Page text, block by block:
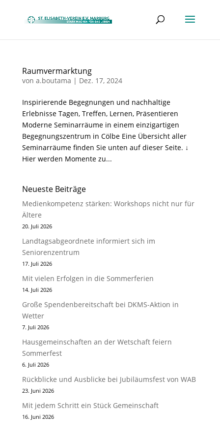
Raumvermarktung
von a.boutama | Dez. 17, 2024
Inspirierende Begegnungen und nachhaltige
Erlebnisse Tagen, Treffen, Lernen, Präsentieren
Moderne Seminarräume in einem einzigartigen
Begegnungszentrum in Cölbe Eine Übersicht aller
Seminarräume finden Sie unten auf dieser Seite. ↓
Hier werden Momente zu...
Neueste Beiträge
Medienkompetenz stärken: Workshops nicht nur für
Ältere
20. Juli 2026
Landtagsabgeordnete informiert sich im
Seniorenzentrum
17. Juli 2026
Mit vielen Erfolgen in die Sommerferien
14. Juli 2026
Große Spendenbereitschaft bei DKMS-Aktion in
Wetter
7. Juli 2026
Hausgemeinschaften an der Wetschaft feiern
Sommerfest
6. Juli 2026
Rückblicke und Ausblicke bei Jubiläumsfest von WAB
23. Juni 2026
Mit jedem Schritt ein Stück Gemeinschaft
16. Juni 2026